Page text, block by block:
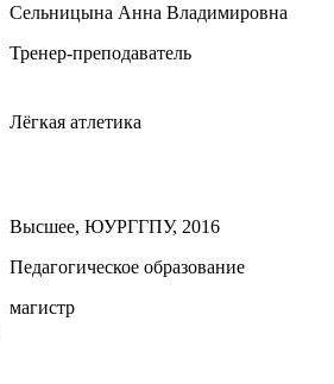
Сельницына Анна Владимировна
Тренер-преподаватель
Лёгкая атлетика
Высшее, ЮУРГГПУ, 2016
Педагогическое образование
магистр